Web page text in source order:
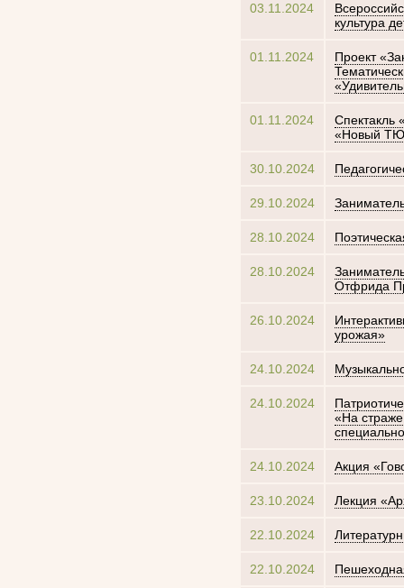
03.11.2024
культура
01.11.2024
Проект
01.11.2024
Спектакль
«Новый
30.10.2024
29.10.2024
28.10.2024
28.10.2024
Отфрида
26.10.2024
урожая»
24.10.2024
24.10.2024
«На
24.10.2024 Акция
23.10.2024 Лекция
22.10.2024
22.10.2024